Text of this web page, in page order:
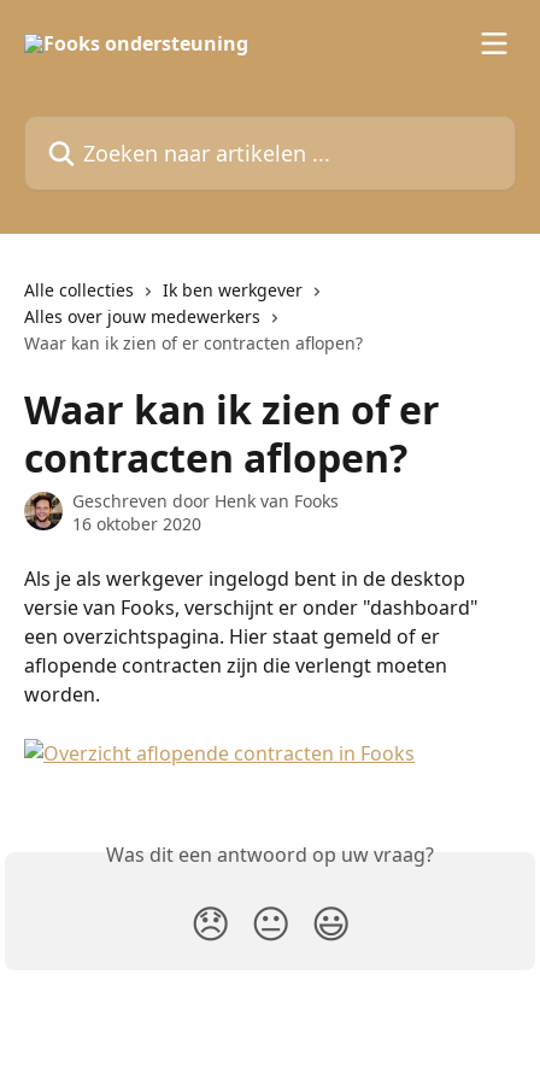
Zoeken naar artikelen ...
Alle collecties
Ik ben werkgever
Alles over jouw medewerkers
Waar kan ik zien of er contracten aflopen?
Waar kan ik zien of er
contracten aflopen?
Geschreven door Henk van Fooks
16 oktober 2020
Als je als werkgever ingelogd bent in de desktop
versie van Fooks, verschijnt er onder "dashboard"
een overzichtspagina. Hier staat gemeld of er
aflopende contracten zijn die verlengt moeten
worden.
Was dit een antwoord op uw vraag?
😞 😐 😃